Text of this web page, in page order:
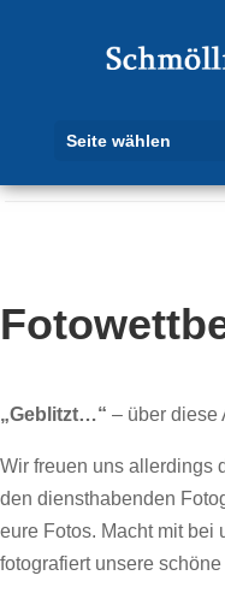
Seite wählen
„Geblitzt…“ – über diese
Wir freuen uns allerdings
den diensthabenden
eure Fotos. Macht mit bei
fotografiert unsere